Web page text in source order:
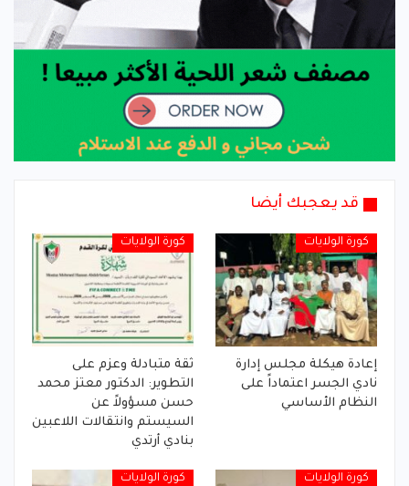
قد يعجبك أيضا
كورة الولايات
إعادة هيكلة مجلس إدارة
نادي الجسر اعتماداً على
النظام الأساسي
كورة الولايات
ثقة متبادلة وعزم على
التطوير: الدكتور معتز محمد
حسن مسؤولاً عن
السيستم وانتقالات اللاعبين
بنادي أرتدي
كورة الولايات كورة الولايات